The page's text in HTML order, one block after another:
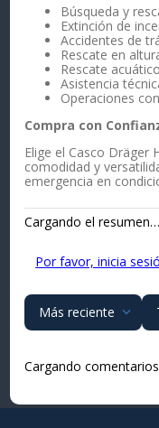
Búsqueda y
Extinción de
Accidentes de
Rescate en
Rescate
Asistencia
Operaciones
Compra con
Elige el Casco Dräger
comodidad y
emergencia en
Cargando el resumen…
Por favor, inicia
Más reciente
Cargando